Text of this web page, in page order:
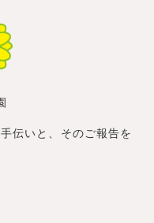
伝いと、そのご報告を